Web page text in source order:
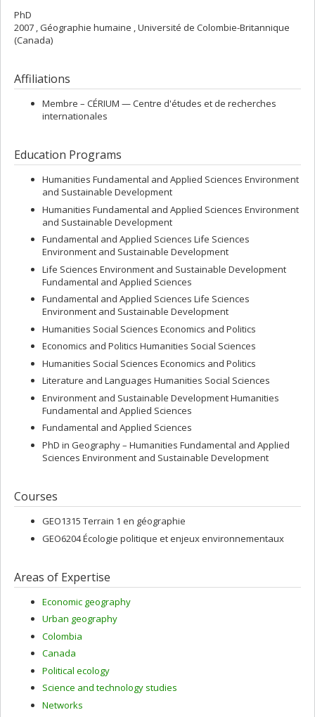
PhD
2007 , Géographie humaine , Université de Colombie-Britannique
(Canada)
Affiliations
Membre – CÉRIUM — Centre d'études et de recherches
internationales
Education Programs
Humanities Fundamental and Applied Sciences Environment
and Sustainable Development
Humanities Fundamental and Applied Sciences Environment
and Sustainable Development
Fundamental and Applied Sciences Life Sciences
Environment and Sustainable Development
Life Sciences Environment and Sustainable Development
Fundamental and Applied Sciences
Fundamental and Applied Sciences Life Sciences
Environment and Sustainable Development
Humanities Social Sciences Economics and Politics
Economics and Politics Humanities Social Sciences
Humanities Social Sciences Economics and Politics
Literature and Languages Humanities Social Sciences
Environment and Sustainable Development Humanities
Fundamental and Applied Sciences
Fundamental and Applied Sciences
PhD in Geography – Humanities Fundamental and Applied
Sciences Environment and Sustainable Development
Courses
GEO1315 Terrain 1 en géographie
GEO6204 Écologie politique et enjeux environnementaux
Areas of Expertise
Economic geography
Urban geography
Colombia
Canada
Political ecology
Science and technology studies
Networks